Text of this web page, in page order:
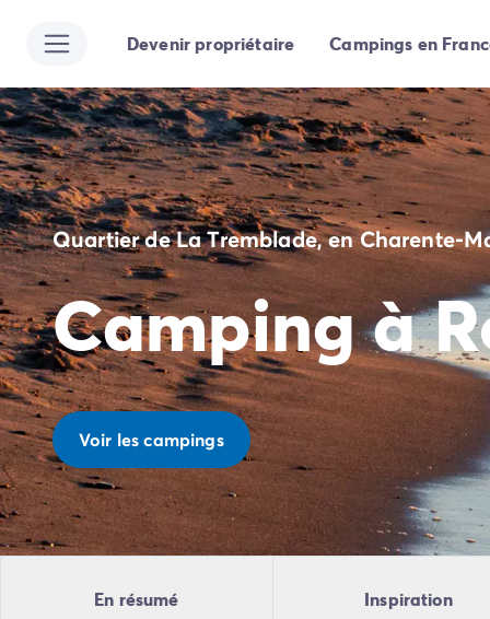
Toutes nos destinations
Camping Alsace
Camping Bas-Rhin
Camping Strasbourg
Camping Haut-Rhin
Camping Colmar
Camping Aquitaine
Camping Dordogne
Camping Gironde
Camping Arcachon
Camping Bordeaux
Camping Les Landes
Camping Biscarrosse
Camping Hossegor
Camping Messanges
Camping Mimizan
Camping Pyrénées Atlantiques
Camping Biarritz
Camping Bidart
Camping Bretagne
Devenir propriétaire Campings en
Quartier de La Tremblade, en Charente-
Camping à
Voir les campings
En résumé Inspiration